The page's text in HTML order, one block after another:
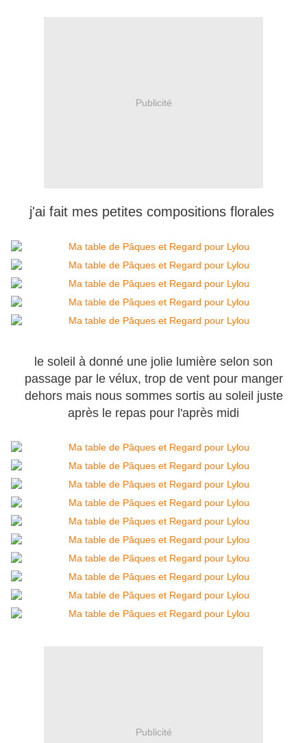
Publicité
j'ai fait mes petites compositions florales
le soleil à donné une jolie lumière selon son
passage par le vélux, trop de vent pour manger
dehors mais nous sommes sortis au soleil juste
après le repas pour l'après midi
Publicité